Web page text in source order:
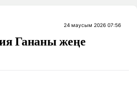
24 маусым 2026 07:56
Гананы жеңе